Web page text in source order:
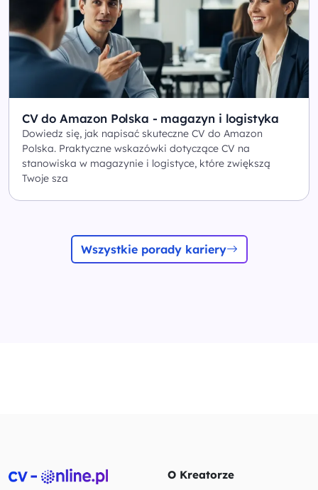
CV do Amazon Polska - magazyn i logistyka
Dowiedz się, jak napisać skuteczne CV do Amazon
Polska. Praktyczne wskazówki dotyczące CV na
stanowiska w magazynie i logistyce, które zwiększą
Twoje sza
Wszystkie porady kariery
O Kreatorze